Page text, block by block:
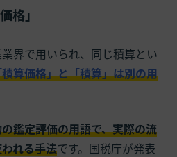
格」
界で用いられ、同じ積算とい
算価格」と「積算」は別の用
鑑定評価の用語で、実際の流
れる手法です。国税庁が発表